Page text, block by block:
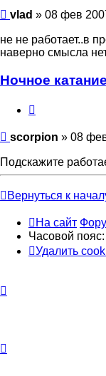
vlad » 08 фев
не не работает..в
наверно смысла
Ночное катание
scorpion » 08
Подскажите
Вернуться к
На сайт
Часовой пояс:
Удалить